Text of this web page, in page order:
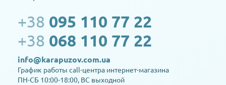
+38 095 110 77 22
+38 068 110 77 22
info@karapuzov.com.ua
График работы call-центра интернет-магазина
ПН-СБ 10:00-18:00, ВС выходной